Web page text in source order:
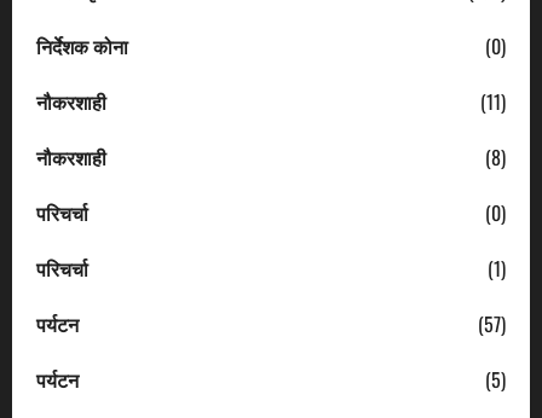
निर्देशक कोना
(0)
नौकरशाही
(11)
नौकरशाही
(8)
परिचर्चा
(0)
परिचर्चा
(1)
पर्यटन
(57)
पर्यटन
(5)